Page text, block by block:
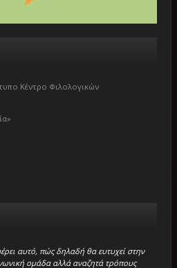
Κέντρο Φιλολογικών
αυτό, πώς δηλαδή θα ευτυχεί στην
ομάδα αλλά αναζητά τρόπους